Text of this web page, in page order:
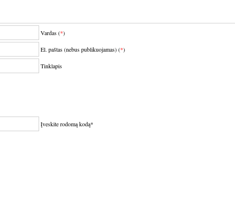
Vardas (*)
El. paštas (nebus publikuojamas) (*)
Tinklapis
Įveskite rodomą kodą*